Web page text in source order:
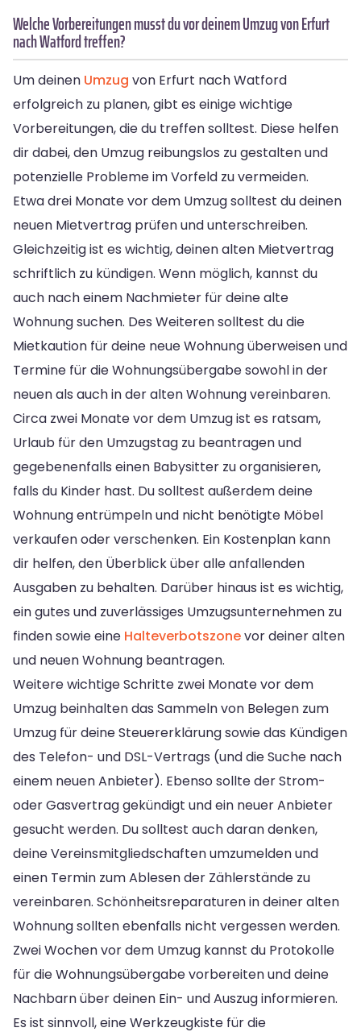
Welche Vorbereitungen musst du vor deinem Umzug von Erfurt
nach Watford treffen?
Um deinen Umzug von Erfurt nach Watford
erfolgreich zu planen, gibt es einige wichtige
Vorbereitungen, die du treffen solltest. Diese helfen
dir dabei, den Umzug reibungslos zu gestalten und
potenzielle Probleme im Vorfeld zu vermeiden.
Etwa drei Monate vor dem Umzug solltest du deinen
neuen Mietvertrag prüfen und unterschreiben.
Gleichzeitig ist es wichtig, deinen alten Mietvertrag
schriftlich zu kündigen. Wenn möglich, kannst du
auch nach einem Nachmieter für deine alte
Wohnung suchen. Des Weiteren solltest du die
Mietkaution für deine neue Wohnung überweisen und
Termine für die Wohnungsübergabe sowohl in der
neuen als auch in der alten Wohnung vereinbaren.
Circa zwei Monate vor dem Umzug ist es ratsam,
Urlaub für den Umzugstag zu beantragen und
gegebenenfalls einen Babysitter zu organisieren,
falls du Kinder hast. Du solltest außerdem deine
Wohnung entrümpeln und nicht benötigte Möbel
verkaufen oder verschenken. Ein Kostenplan kann
dir helfen, den Überblick über alle anfallenden
Ausgaben zu behalten. Darüber hinaus ist es wichtig,
ein gutes und zuverlässiges Umzugsunternehmen zu
finden sowie eine Halteverbotszonevor deiner alten
und neuen Wohnung beantragen.
Weitere wichtige Schritte zwei Monate vor dem
Umzug beinhalten das Sammeln von Belegen zum
Umzug für deine Steuererklärung sowie das Kündigen
des Telefon- und DSL-Vertrags (und die Suche nach
einem neuen Anbieter). Ebenso sollte der Strom-
oder Gasvertrag gekündigt und ein neuer Anbieter
gesucht werden. Du solltest auch daran denken,
deine Vereinsmitgliedschaften umzumelden und
einen Termin zum Ablesen der Zählerstände zu
vereinbaren. Schönheitsreparaturen in deiner alten
Wohnung sollten ebenfalls nicht vergessen werden.
Zwei Wochen vor dem Umzug kannst du Protokolle
für die Wohnungsübergabe vorbereiten und deine
Nachbarn über deinen Ein- und Auszug informieren.
Es ist sinnvoll, eine Werkzeugkiste für die